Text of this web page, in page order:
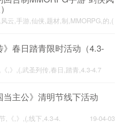
云,手游,仙侠,题材,制,MMORPG,的,(
》春日踏青限时活动（4.3-
,》,(,武圣列传,春日,踏青,4.3-4.7
当主公》清明节线下活动
,《,》,(,线下,4.3-4. 19-04-03